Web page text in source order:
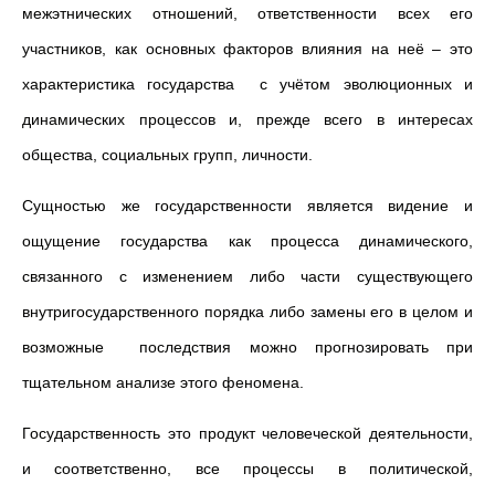
межэтнических отношений, ответственности всех его
участников, как основных факторов влияния на неё – это
характеристика государства с учётом эволюционных и
динамических процессов и, прежде всего в интересах
общества, социальных групп, личности.
Сущностью же государственности является видение и
ощущение государства как процесса динамического,
связанного с изменением либо части существующего
внутригосударственного порядка либо замены его в целом и
возможные последствия можно прогнозировать при
тщательном анализе этого феномена.
Государственность это продукт человеческой деятельности,
и соответственно, все процессы в политической,